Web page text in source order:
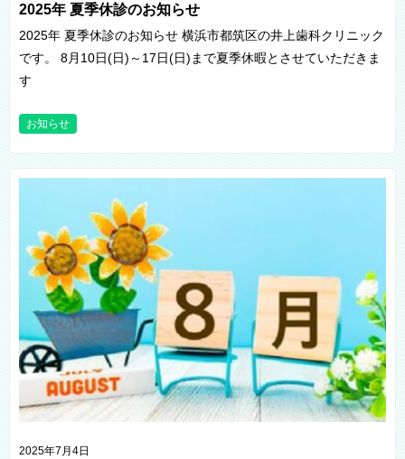
2025年 夏季休診のお知らせ
2025年 夏季休診のお知らせ 横浜市都筑区の井上歯科クリニック
です。 8月10日(日)～17日(日)まで夏季休暇とさせていただきま
す
お知らせ
2025年7月4日